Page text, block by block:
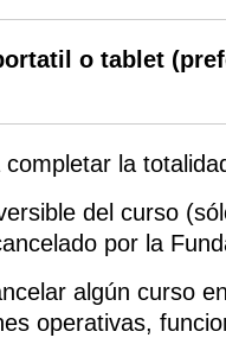
o tablet
la
del curso
por la
algún curso
operativas,